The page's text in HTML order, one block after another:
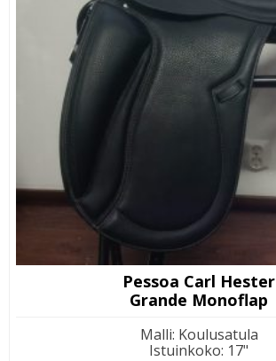
Pessoa Carl Hester
Grande Monoflap
Malli: Koulusatula
Istuinkoko: 17"